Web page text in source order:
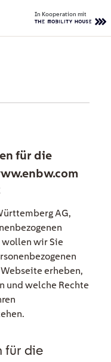
In Kooperation mit
für die
AG,
wollen wir Sie
erheben,
und welche Rechte
für die